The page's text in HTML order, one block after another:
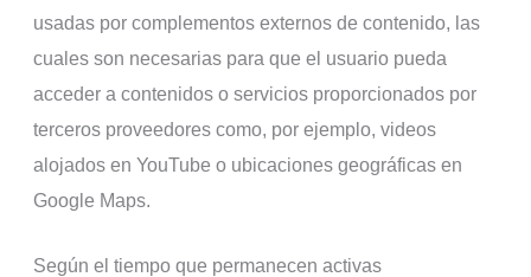
usadas por complementos externos de contenido, las
cuales son necesarias para que el usuario pueda
acceder a contenidos o servicios proporcionados por
terceros proveedores como, por ejemplo, videos
alojados en YouTube o ubicaciones geográficas en
Google Maps.
Según el tiempo que permanecen activas